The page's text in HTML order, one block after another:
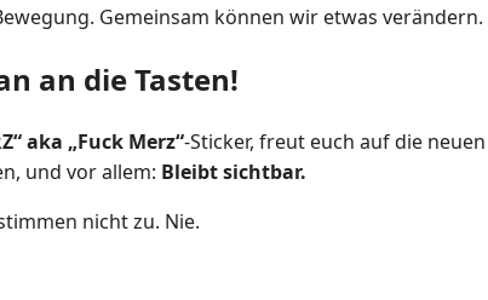
Gemeinsam können wir etwas verändern.
an die Tasten!
aka „Fuck Merz“-Sticker, freut euch auf die neuen
und vor allem: Bleibt sichtbar.
nicht zu. Nie.